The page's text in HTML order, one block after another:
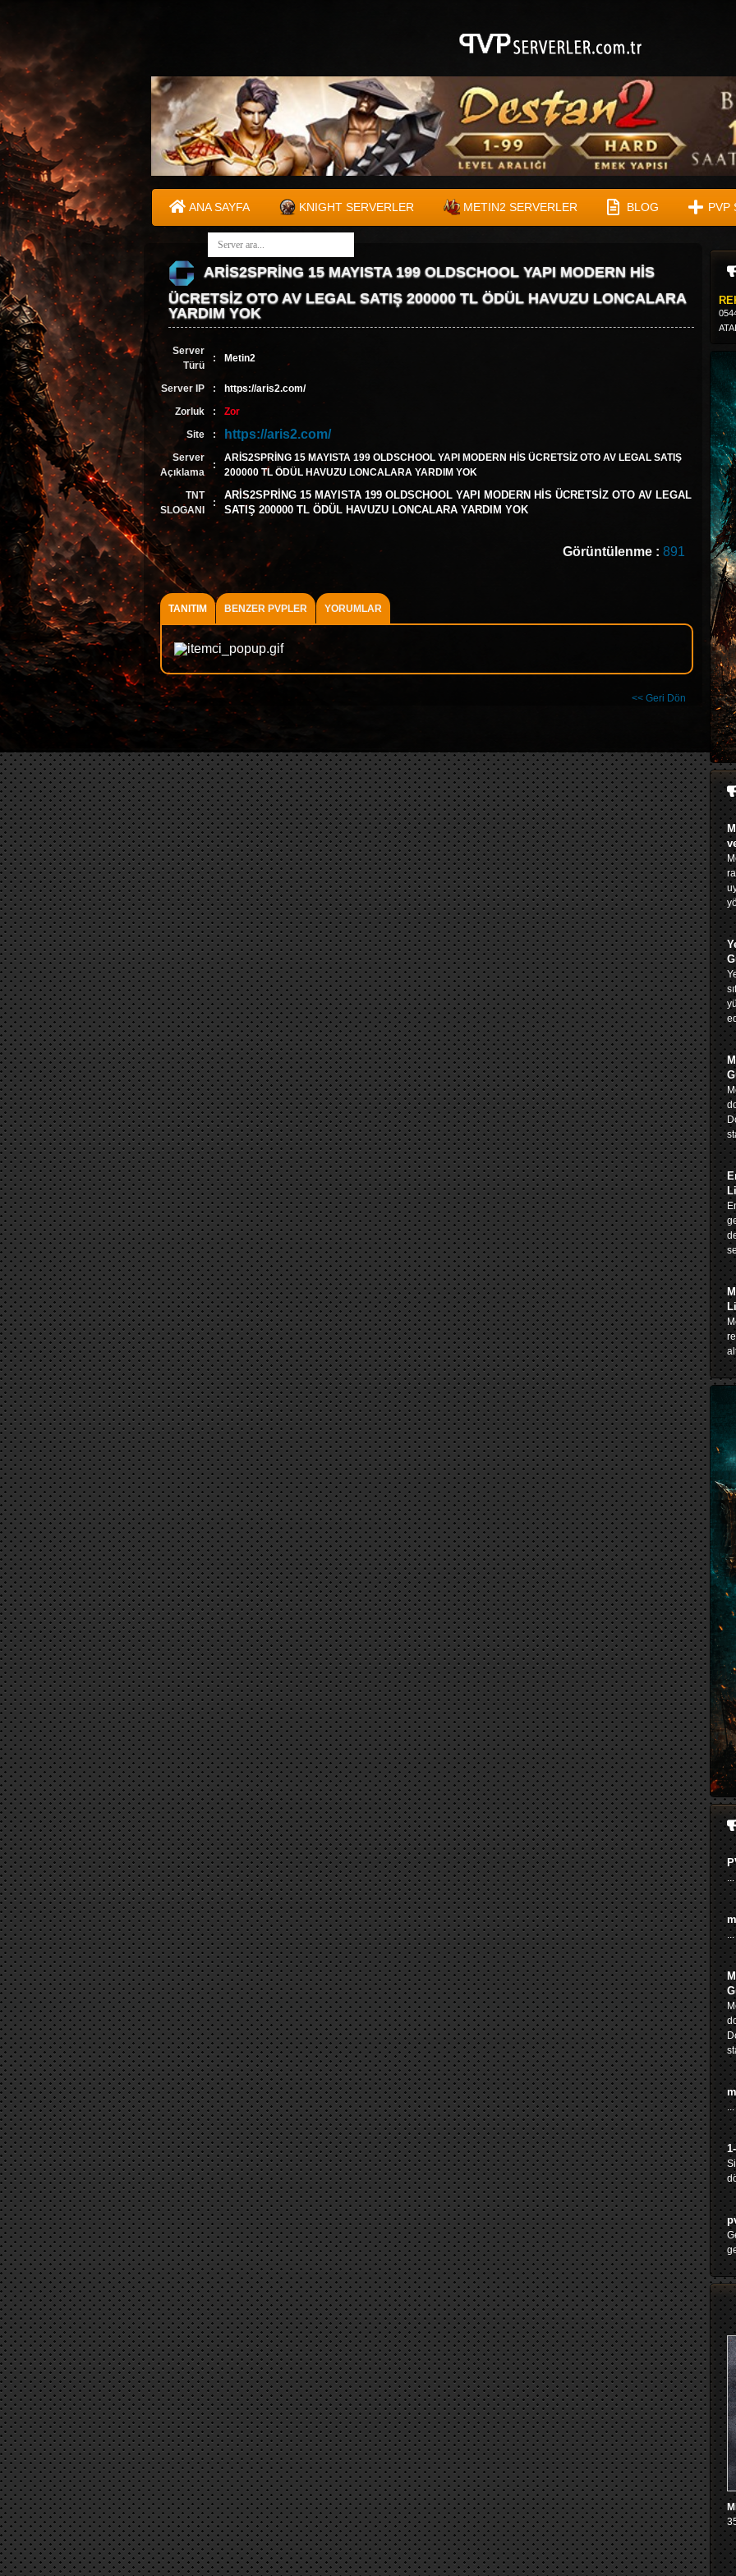
ANA SAYFA KNIGHT SERVERLER METIN2 SERVERLER BLOG PVP
ARİS2SPRİNG 15 MAYISTA 199 OLDSCHOOL YAPI MODERN HİS
ÜCRETSİZ OTO AV LEGAL SATIŞ 200000 TL ÖDÜL HAVUZU LONCALARA
YARDIM YOK
Server
Türü
: Metin2
Server IP :
https://aris2.com/
Zorluk
:
Zor
Site
: https://aris2.com/
Server
Açıklama
:
ARİS2SPRİNG 15 MAYISTA 199 OLDSCHOOL YAPI MODERN HİS ÜCRETSİZ OTO AV LEGAL SATIŞ
200000 TL ÖDÜL HAVUZU LONCALARA YARDIM YOK
TNT
SLOGANI
:
ARİS2SPRİNG 15 MAYISTA 199 OLDSCHOOL YAPI MODERN HİS ÜCRETSİZ OTO AV LEGAL
SATIŞ 200000 TL ÖDÜL HAVUZU LONCALARA YARDIM YOK
Görüntülenme :891
TANITIM BENZER PVPLER YORUMLAR
<< Geri Dön
...
...
...